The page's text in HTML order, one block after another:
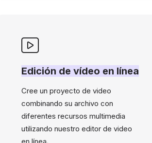
Edición de vídeo en línea
Cree un proyecto de video
combinando su archivo con
diferentes recursos multimedia
utilizando nuestro editor de video